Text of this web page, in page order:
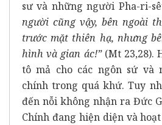
sư và những người Pha-ri-
người cũng vậy, bên ngoài
trước mặt thiên hạ, nhưng
hình và gian ác!”(Mt 23,28).
tô mả cho các ngôn sứ và
chính trong quá khứ. Tuy
đến nỗi không nhận ra Đức
Chính đang hiện diện và